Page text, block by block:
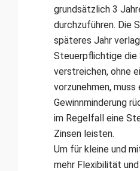
grundsätzlich 3
durchzuführen. Die
späteres Jahr
Steuerpflichtige die
verstreichen, ohne
vorzunehmen,
Gewinnminderung
im Regelfall eine
Zinsen leisten.
Um für kleine und
mehr Flexibilität